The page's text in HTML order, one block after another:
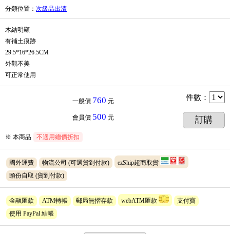
分類位置 ： 次級品出清
木結明顯
有補土痕跡
29.5*16*26.5CM
外觀不美
可正常使用
一般價 760 元
會員價 500 元
件數 ：
訂購
※ 本商品 不適用總價折扣
國外運費 物流公司 (可選貨到付款)
ezShip超商取貨
頭份自取 (貨到付款)
金融匯款 ATM轉帳 郵局無摺存款 webATM匯款
支付寶
使用 PayPal 結帳